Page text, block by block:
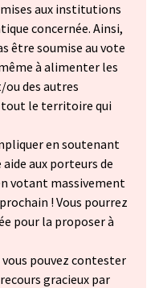
aux institutions
concernée. Ainsi,
être soumise au vote
à alimenter les
ou des autres
tout le territoire qui
en soutenant
aux porteurs de
votant massivement
! Vous pourrez
pour la proposer à
pouvez contester
gracieux par